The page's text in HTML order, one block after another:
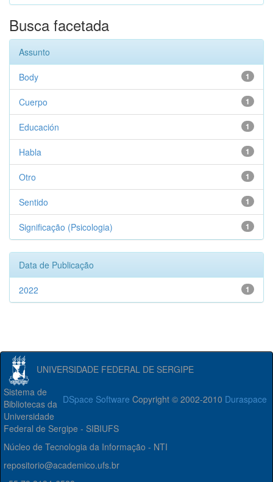
Busca facetada
Assunto
1
Body
1
Cuerpo
1
Educación
1
Habla
1
Otro
1
Sentido
1
Significação (Psicologia)
Data de Publicação
1
2022
UNIVERSIDADE FEDERAL DE SERGIPE
DSpace Software Copyright © 2002-2010 Duraspace
Sistema de
Bibliotecas da
Universidade
Federal de Sergipe - SIBIUFS
Núcleo de Tecnologia da Informação - NTI
repositorio@academico.ufs.br